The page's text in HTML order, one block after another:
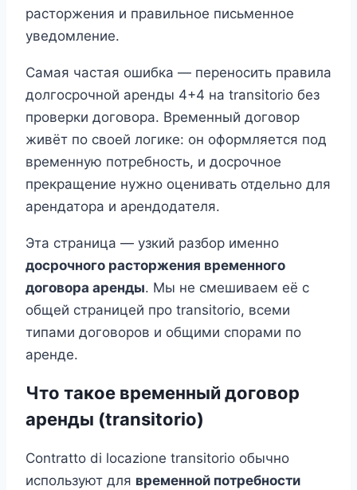
расторжения и правильное письменное
уведомление.
Самая частая ошибка — переносить правила
долгосрочной аренды 4+4 на transitorio без
проверки договора. Временный договор
живёт по своей логике: он оформляется под
временную потребность, и досрочное
прекращение нужно оценивать отдельно для
арендатора и арендодателя.
Эта страница — узкий разбор именно
досрочного расторжения временного
договора аренды. Мы не смешиваем её с
общей страницей про transitorio, всеми
типами договоров и общими спорами по
аренде.
Что такое временный договор
аренды (transitorio)
Contratto di locazione transitorio обычно
используют для временной потребности